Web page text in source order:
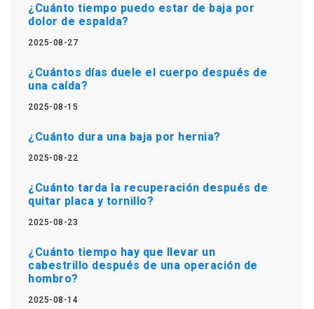
¿Cuánto tiempo puedo estar de baja por
dolor de espalda?
2025-08-27
¿Cuántos días duele el cuerpo después de
una caída?
2025-08-15
¿Cuánto dura una baja por hernia?
2025-08-22
¿Cuánto tarda la recuperación después de
quitar placa y tornillo?
2025-08-23
¿Cuánto tiempo hay que llevar un
cabestrillo después de una operación de
hombro?
2025-08-14